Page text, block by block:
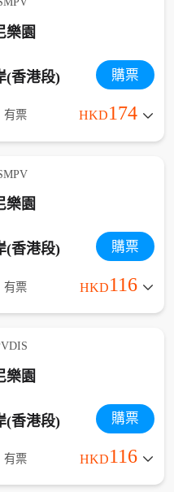
樂園
(香港段) 購票
有票 HKD174
樂園
(香港段) 購票
有票 HKD116
樂園
(香港段) 購票
有票 HKD116